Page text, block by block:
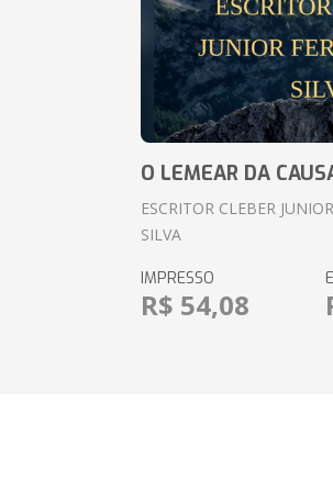
O LEMEAR DA
ESCRITOR CLEBER
SILVA
IMPRESSO
R$ 54,08